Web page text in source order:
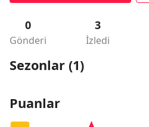
0
Gönderi
3
İzledi
Sezonlar (1)
Puanlar